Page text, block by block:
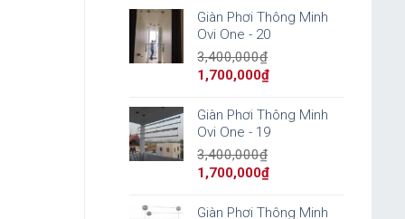
Giàn Phơi Thông Minh
Ovi One - 20
3,400,000₫
Original
was:
3,400,000₫.
1,700,000₫Current
is:
1,700,000₫.
Giàn Phơi Thông Minh
Ovi One - 19
3,400,000₫
Original
was:
1,700,000₫Current
is:
Giàn Phơi Thông Minh